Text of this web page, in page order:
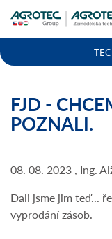
FJD -
POZNALI.
08. 08. 2023 , Ing.
Dali jsme jim teď...
vyprodání zásob.